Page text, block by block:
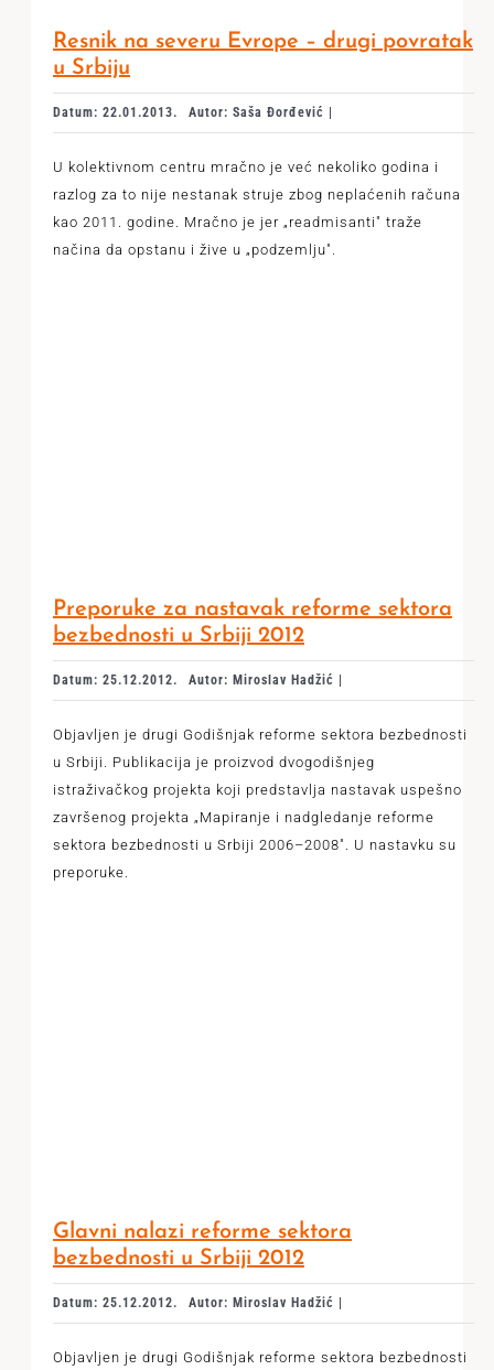
Resnik na severu Evrope – drugi povratak
u Srbiju
Datum: 22.01.2013. Autor: Saša Đorđević |
U kolektivnom centru mračno je već nekoliko godina i
razlog za to nije nestanak struje zbog neplaćenih računa
kao 2011. godine. Mračno je jer „readmisanti" traže
načina da opstanu i žive u „podzemlju".
Preporuke za nastavak reforme sektora
bezbednosti u Srbiji 2012
Datum: 25.12.2012. Autor: Miroslav Hadžić |
Objavljen je drugi Godišnjak reforme sektora bezbednosti
u Srbiji. Publikacija je proizvod dvogodišnjeg
istraživačkog projekta koji predstavlja nastavak uspešno
završenog projekta „Mapiranje i nadgledanje reforme
sektora bezbednosti u Srbiji 2006–2008". U nastavku su
preporuke.
Glavni nalazi reforme sektora
bezbednosti u Srbiji 2012
Datum: 25.12.2012. Autor: Miroslav Hadžić |
Objavljen je drugi Godišnjak reforme sektora bezbednosti